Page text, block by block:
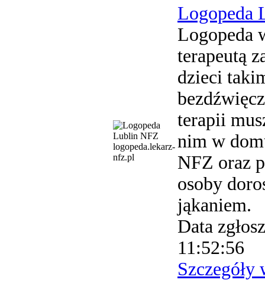
logopeda.lekarz-
nfz.pl
Logopeda
Logopeda
terapeutą
dzieci
terapii
nim w
NFZ oraz
osoby
jąkaniem.
Data
11:52:56
Szczegóły